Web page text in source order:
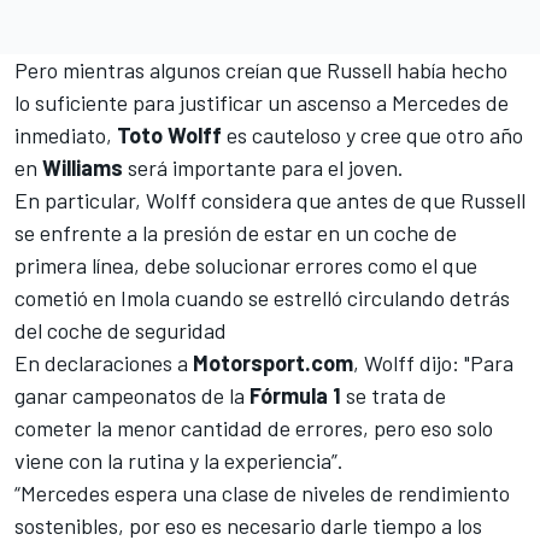
Pero mientras algunos creían que Russell había hecho
lo suficiente para justificar un ascenso a Mercedes de
inmediato, Toto Wolff es cauteloso y cree que otro año
en Williams será importante para el joven.
En particular, Wolff considera que antes de que Russell
se enfrente a la presión de estar en un coche de
primera línea, debe solucionar errores como el que
cometió en Imola cuando se estrelló circulando detrás
del coche de seguridad
En declaraciones a Motorsport.com, Wolff dijo: "Para
ganar campeonatos de la Fórmula 1 se trata de
cometer la menor cantidad de errores, pero eso solo
viene con la rutina y la experiencia”.
“Mercedes espera una clase de niveles de rendimiento
sostenibles, por eso es necesario darle tiempo a los